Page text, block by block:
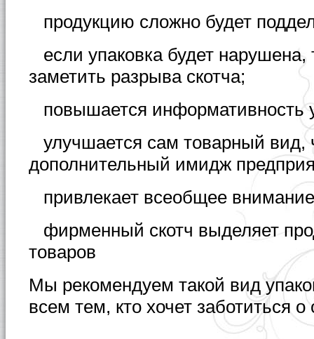
продукцию сложно будет
если упаковка будет нарушена,
заметить разрыва скотча;
повышается информативность
улучшается сам товарный вид,
дополнительный имидж
привлекает всеобщее
фирменный скотч выделяет
товаров
Мы рекомендуем такой вид
всем тем, кто хочет заботиться